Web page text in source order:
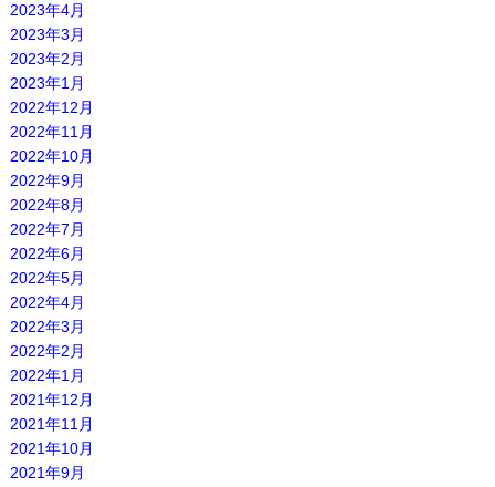
2023年4月
2023年3月
2023年2月
2023年1月
2022年12月
2022年11月
2022年10月
2022年9月
2022年8月
2022年7月
2022年6月
2022年5月
2022年4月
2022年3月
2022年2月
2022年1月
2021年12月
2021年11月
2021年10月
2021年9月